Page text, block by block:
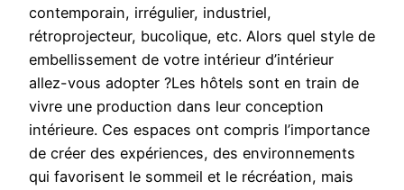
contemporain, irrégulier, industriel,
rétroprojecteur, bucolique, etc. Alors quel style de
embellissement de votre intérieur d’intérieur
allez-vous adopter ?Les hôtels sont en train de
vivre une production dans leur conception
intérieure. Ces espaces ont compris l’importance
de créer des expériences, des environnements
qui favorisent le sommeil et le récréation, mais